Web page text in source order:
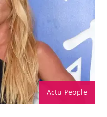
Actu People